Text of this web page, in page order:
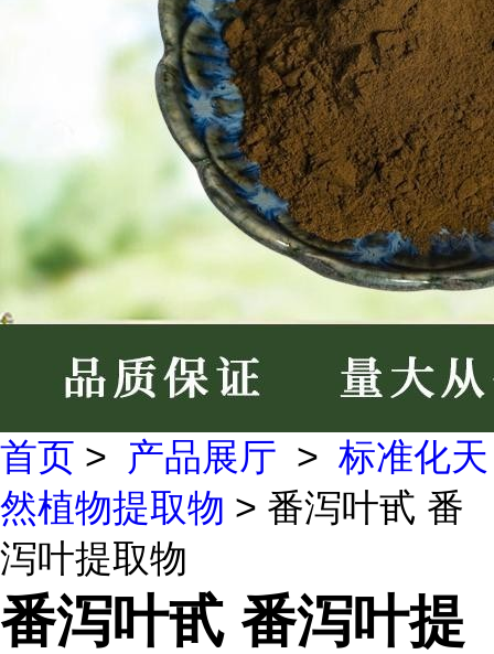
首页 > 产品展厅 > 标准化天
然植物提取物 > 番泻叶甙 番
泻叶提取物
番泻叶甙 番泻叶提